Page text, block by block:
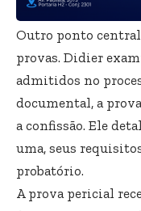
Outro ponto central
provas. Didier
admitidos no
documental, a
a confissão. Ele
uma, seus
probatório.
A prova pericial